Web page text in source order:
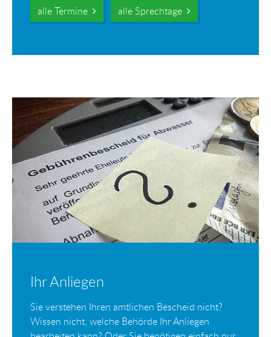
alle Termine alle Sprechtage
Ihr Anliegen
Sie verstehen Ihren amtlichen Bescheid nicht?
Wissen nicht, welche Behörde Ihr Anliegen